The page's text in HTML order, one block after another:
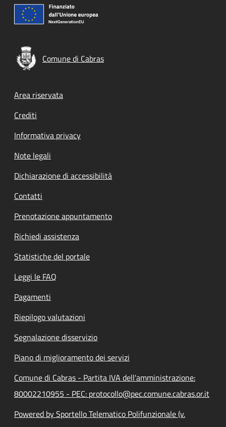
Comune di Cabras
Footer menu
Area riservata
Crediti
Informativa privacy
Note legali
Dichiarazione di accessibilità
Contatti
Prenotazione appuntamento
Richiedi assistenza
Statistiche del portale
Leggi le FAQ
Pagamenti
Riepilogo valutazioni
Segnalazione disservizio
Piano di miglioramento dei servizi
Comune di Cabras - Partita IVA dell'amministrazione:
80002210955 - PEC: protocollo@pec.comune.cabras.or.it
Powered by Sportello Telematico Polifunzionale (v.